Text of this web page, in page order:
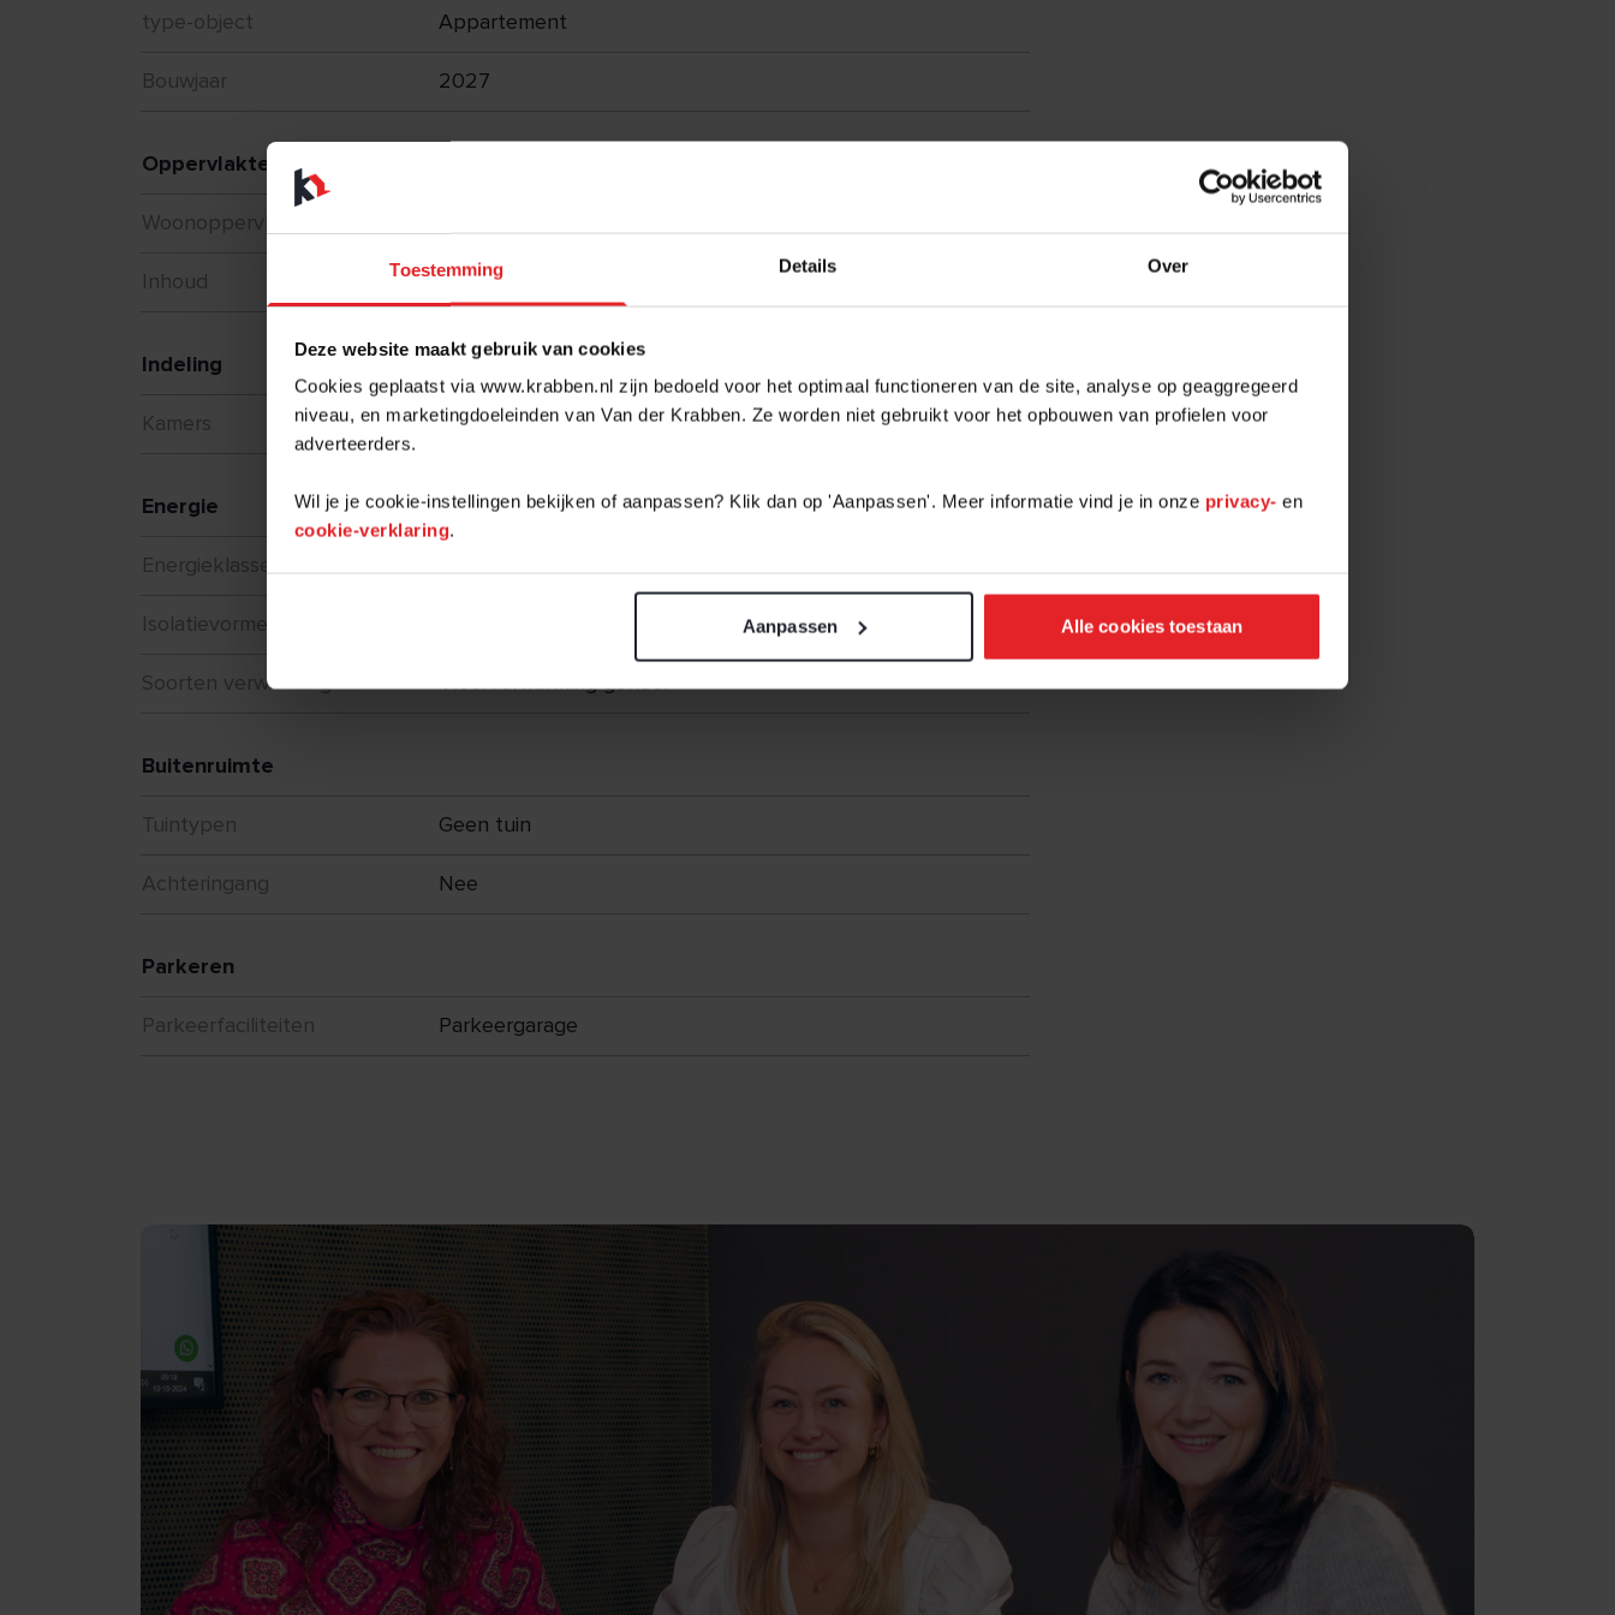
Toestemming Details Over
Deze website maakt gebruik van cookies
Cookies geplaatst via www.krabben.nl zijn bedoeld voor het optimaal functioneren van de site, analyse op geaggregeerd
niveau, en marketingdoeleinden van Van der Krabben. Ze worden niet gebruikt voor het opbouwen van profielen voor
adverteerders.
Wil je je cookie-instellingen bekijken of aanpassen? Klik dan op 'Aanpassen'. Meer informatie vind je in onze privacy- en
cookie-verklaring.
Aanpassen Alle cookies toestaan
type-object Appartement
Bouwjaar 2027
Oppervlakten en inhoud
Woonoppervlakte
Inhoud 225 m3
Indeling
Kamers 1
Energie
Energieklasse
Isolatievormen
Soorten verwarming Vloerverwarming geheel
Buitenruimte
Tuintypen Geen tuin
Achteringang Nee
Parkeren
Parkeerfaciliteiten Parkeergarage